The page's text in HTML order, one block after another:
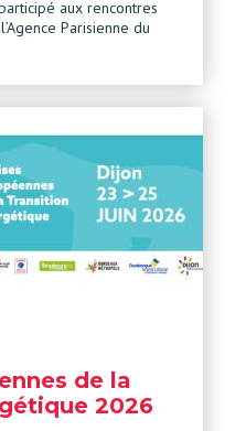
aux rencontres
Parisienne du
de la
2026